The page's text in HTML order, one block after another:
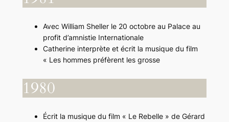
Avec William Sheller le 20 octobre au Palace au
profit d’amnistie Internationale
Catherine interprète et écrit la musique du film
« Les hommes préfèrent les grosse
1980
Écrit la musique du film « Le Rebelle » de Gérard